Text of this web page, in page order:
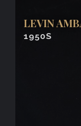
LEVIN
1950S